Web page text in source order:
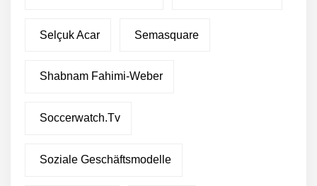
Selçuk Acar Semasquare
Shabnam Fahimi-Weber
Soccerwatch.tv
Soziale Geschäftsmodelle